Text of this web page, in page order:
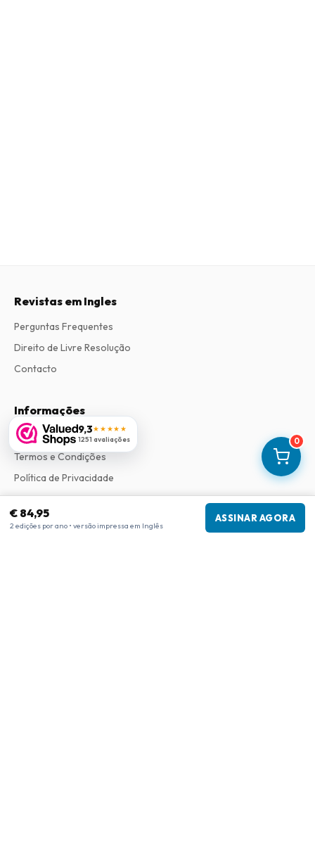
0
€ 84,95
2 edições por ano • versão impressa em Inglês
ASSINAR AGORA
9,3★★★★★
1251 avaliações
Revistas em Ingles
Perguntas Frequentes
Direito de Livre Resolução
Contacto
Informações
Sobre Nós
Termos e Condições
Política de Privacidade
Procedimento de Reclamações